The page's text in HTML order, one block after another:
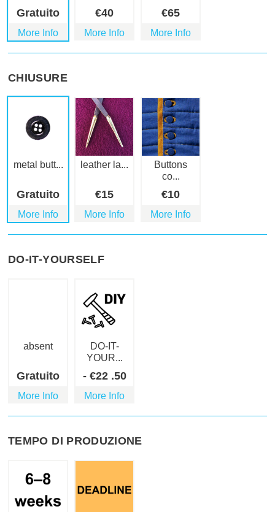
Gratuito
More Info
€40
More Info
€65
More Info
CHIUSURE
metal butt...
Gratuito
More Info
leather la...
€15
More Info
Buttons
co...
€10
More Info
DO-IT-YOURSELF
absent
Gratuito
More Info
DO-IT-
YOUR...
- €22 .50
More Info
TEMPO DI PRODUZIONE